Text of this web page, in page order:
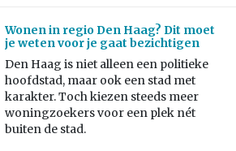
Wonen in regio Den Haag? Dit moet
je weten voor je gaat bezichtigen
Den Haag is niet alleen een politieke
hoofdstad, maar ook een stad met
karakter. Toch kiezen steeds meer
woningzoekers voor een plek nét
buiten de stad.